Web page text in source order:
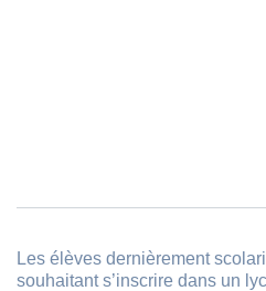
Les élèves dernièrement
souhaitant s’inscrire dans un